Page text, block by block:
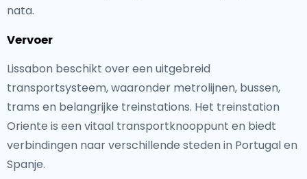
nata.
Vervoer
Lissabon beschikt over een uitgebreid
transportsysteem, waaronder metrolijnen, bussen,
trams en belangrijke treinstations. Het treinstation
Oriente is een vitaal transportknooppunt en biedt
verbindingen naar verschillende steden in Portugal en
Spanje.